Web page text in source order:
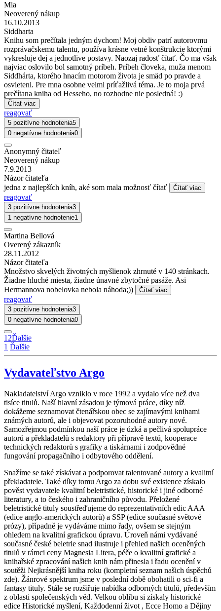
Mia
Neoverený nákup
16.10.2013
Siddharta
Knihu som prečítala jedným dychom! Moj obdiv patrí autorovmu
rozprávačskemu talentu, používa krásne vetné konštrukcie ktorými
vykresluje dej a jednotlive postavy. Naozaj radosť čítať. Čo ma však
najviac oslovilo bol samotný príbeh. Príbeh človeka, muža menom
Siddhárta, ktorého hnacím motorom života je smäd po pravde a
osvieteni. Pre mna osobne velmi príťažlivá téma. Je to moja prvá
prečítana kniha od Hesseho, no rozhodne nie posledná! :)
Čítať viac
reagovať
5 pozitívne hodnotenia5
0 negatívne hodnotenia0
Anonymný čitateľ
Neoverený nákup
7.9.2013
Názor čitateľa
jedna z najlepších kníh, aké som mala možnosť čítať
Čítať viac
reagovať
3 pozitívne hodnotenia3
1 negatívne hodnotenie1
Martina Bellová
Overený zákazník
28.11.2012
Názor čitateľa
Množstvo skvelých životných myšlienok zhrnuté v 140 stránkach.
Žiadne hluché miesta, žiadne únavné zbytočné pasáže. Asi
Hermannova nobelovka nebola náhoda;))
Čítať viac
reagovať
3 pozitívne hodnotenia3
0 negatívne hodnotenia0
1 2Ďalšie
1 Ďalšie
Vydavateľstvo Argo
Nakladatelství Argo vzniklo v roce 1992 a vydalo více než dva
tisíce titulů. Naší hlavní zásadou je týmová práce, díky níž
dokážeme seznamovat čtenářskou obec se zajímavými knihami
známých autorů, ale i objevovat pozoruhodné autory nové.
Samozřejmou podmínkou naší práce je úzká a pečlivá spolupráce
autorů a překladatelů s redaktory při přípravě textů, kooperace
technických redaktorů s grafiky a tiskárnami i zodpovědné
fungování propagačního i odbytového oddělení.
Snažíme se také získávat a podporovat talentované autory a kvalitní
překladatele. Také díky tomu Argo za dobu své existence získalo
pověst vydavatele kvalitní beletristické, historické i jiné odborné
literatury, a to českého i zahraničního původu. Přeložené
beletristické tituly soustřeďujeme do reprezentativních edic AAA
(edice anglo-amerických autorů) a SSP (edice současné světové
prózy), případně je vydáváme mimo řady, ovšem se stejným
ohledem na kvalitní grafickou úpravu. Úroveň námi vydávané
současné české beletrie snad ilustruje i přehled našich oceněných
titulů v rámci ceny Magnesia Litera, péče o kvalitní grafické a
knihařské zpracování našich knih nám přinesla i řadu ocenění v
soutěži Nejkrásnější kniha roku (kompletní seznam našich úspěchů
zde). Žánrové spektrum jsme v poslední době obohatili o sci-fi a
fantasy tituly. Stále se rozšiřuje nabídka odborných titulů, především
z oblasti společenských věd. Velkou oblibu si získaly historické
edice Historické myšlení, Každodenní život , Ecce Homo a Dějiny